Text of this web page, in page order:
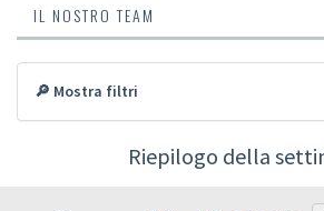
IL NOSTRO TEAM
🔎 Mostra filtri
Riepilogo della